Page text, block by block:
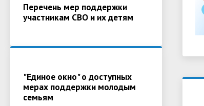
Перечень мер поддержки
участникам СВО и их детям
"Единое окно" о доступных
мерах поддержки молодым
семьям